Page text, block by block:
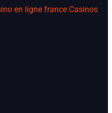
en ligne france Casinos